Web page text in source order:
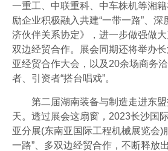
一重工、中联重科、中车株机等湘
励企业积极融入共建“一带一路”、
济伙伴关系协定》，进一步做强做
双边经贸合作。展会同期还将举办
亚经贸合作大会，以及20余场商务
者、引资者“搭台唱戏”。
第二届湖南装备与制造走进东盟
天。透过展会这扇窗，2023长沙国
亚分展(东南亚国际工程机械展览会)
一路”、多双边经贸合作，不断释放